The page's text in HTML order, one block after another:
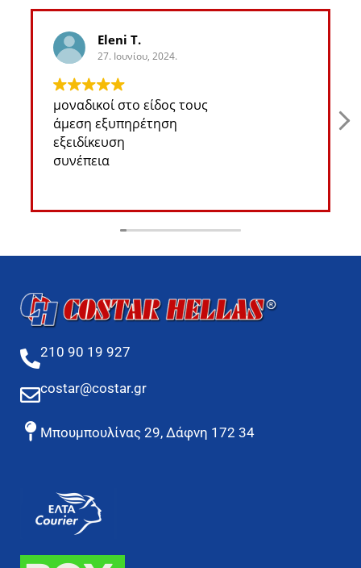
Eleni T.
27. Ιουνίου, 2024.
μοναδικοί στο είδος τους
άμεση εξυπηρέτηση
εξειδίκευση
συνέπεια
210 90 19 927
costar@costar.gr
Μπουμπουλίνας 29, Δάφνη 172 34